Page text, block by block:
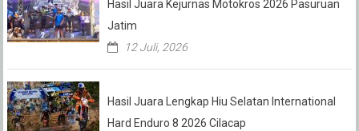
Hasil Juara Kejurnas Motokros 2026 Pasuruan
Jatim
12 Juli, 2026
Hasil Juara Lengkap Hiu Selatan International
Hard Enduro 8 2026 Cilacap